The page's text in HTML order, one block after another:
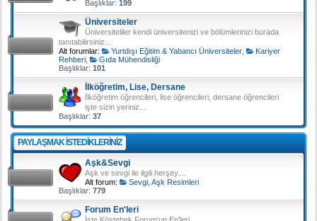
Başlıklar: 199
Üniversiteler
Üniversiteliler kendi üniversitenizi ve bölümlerinizi burada
tanıtabilirsiniz...
Alt forumlar:
Yurtdışı Eğitim & Yabancı Üniversiteler,
Kariyer
Rehberi
Gıda Mühendisliği
Başlıklar: 101
İlköğretim, Lise, Dersane
İlköğretim öğrencileri, lise öğrencileri, dersane öğrencileri
işte sizin yeriniz...
Başlıklar: 37
PAYLAŞMAK ISTEDIKLERINIZ
Aşk&Sevgi
Aşk ve sevgi ile ilgili herşey....
Alt forum:
Sevgi, Aşk Resimleri
Başlıklar: 779
Forum En'leri
İşte Köstebek Forum'un En'leri...